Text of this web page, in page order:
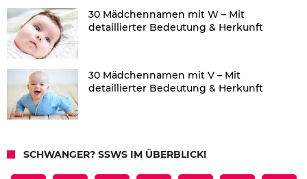
30 Mädchennamen mit W – Mit
detaillierter Bedeutung & Herkunft
30 Mädchennamen mit V – Mit
detaillierter Bedeutung & Herkunft
SCHWANGER? SSWS IM ÜBERBLICK!